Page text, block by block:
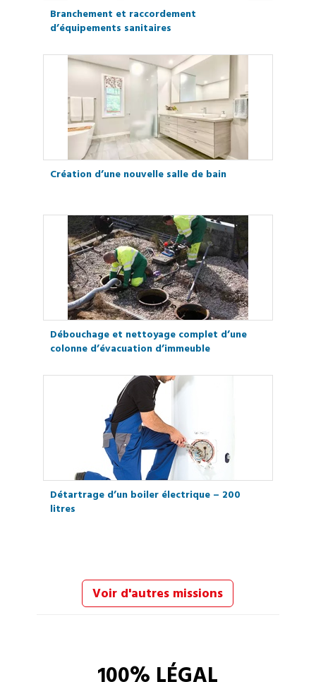
Branchement et raccordement
d’équipements sanitaires
Création d’une nouvelle salle de bain
Débouchage et nettoyage complet d’une
colonne d’évacuation d’immeuble
Détartrage d’un boiler électrique – 200
litres
Voir d'autres missions
100% LÉGAL